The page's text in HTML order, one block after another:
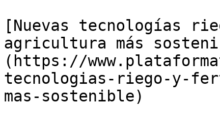
[Nuevas tecnologías
agricultura más
(https://
tecnologias-riego-y-
mas-sostenible)